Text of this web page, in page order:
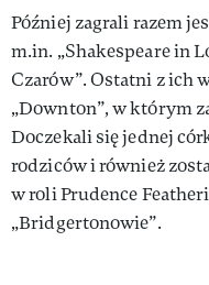
Później zagrali razem
m.in. „Shakespeare in
Czarów”. Ostatni z ich
„Downton”, w którym
Doczekali się jednej
rodziców i również
w roli Prudence
„Bridgertonowie”.